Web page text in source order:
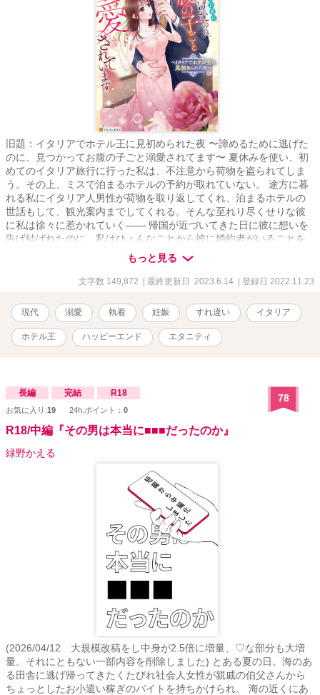
旧題：イタリアでホテル王に見初められた夜 〜諦めるために逃げた
のに、見つかってお腹の子ごと溺愛されてます〜 夏休みを使い、初
めてのイタリア旅行に行った私は、不注意から荷物を盗られてしま
う。その上、ミスで泊まるホテルの予約が取れていない。 途方に暮
れる私にイタリア人男性が荷物を取り返してくれ、泊まるホテルの
世話もして、観光案内までしてくれる。そんな至れり尽くせりな彼
に私は徐々に惹かれていく―― 帰国が近づいてきた日に彼に想いを
告げ結ばれたのに、私はひょんなことから彼に婚約者がいることを
知る。 彼の邪魔にならないように、辛いけど諦めようと心に決め、
私は彼が眠っているうちに逃げるようにホテルをあとにした。 けれ
ど、帰国してしばらく経ったころに妊娠していることに気づいた私
に現れた―― 戸惑う私を「もう絶対に離さない」と力強く抱き締
め、離れていた時間を埋めるように絶えず愛を注いでくれる彼に身
も心も落ちていく。
もっと見る
文字数 149,872 | 最終更新日 2023.6.14 | 登録日 2022.11.23
現代 溺愛 執着 妊娠 すれ違い イタリア
ホテル王 ハッピーエンド エタニティ
長編 完結 R18
お気に入り:19 24h.ポイント： 0
78
R18/中編『その男は本当に■■■だったのか』
緑野かえる
(2026/04/12 大規模改稿をし中身が2.5倍に増量、♡な部分も大増
量。それにともない一部内容を削除しました) とある夏の日。海のあ
る田舎に逃げ帰ってきたくたびれ社会人女性が親戚の伯父さんから
ちょっとしたお小遣い稼ぎのバイトを持ちかけられ。 海の近くにあ